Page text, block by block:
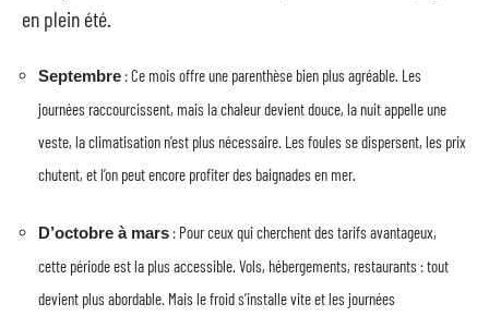
en plein été.
Septembre : Ce mois offre une parenthèse bien plus agréable. Les
journées raccourcissent, mais la chaleur devient douce, la nuit appelle une
veste, la climatisation n’est plus nécessaire. Les foules se dispersent, les prix
chutent, et l’on peut encore profiter des baignades en mer.
D’octobre à mars : Pour ceux qui cherchent des tarifs avantageux,
cette période est la plus accessible. Vols, hébergements, restaurants : tout
devient plus abordable. Mais le froid s’installe vite et les journées